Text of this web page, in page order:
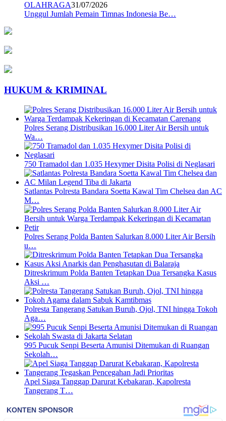
OLAHRAGA31/07/2026
Unggul Jumlah Pemain Timnas Indonesia Be…
HUKUM & KRIMINAL
Polres Serang Distribusikan 16.000 Liter Air Bersih untuk
Wa…
750 Tramadol dan 1.035 Hexymer Disita Polisi di Neglasari
Satlantas Polresta Bandara Soetta Kawal Tim Chelsea dan AC
M…
Polres Serang Polda Banten Salurkan 8.000 Liter Air Bersih
u…
Ditreskrimum Polda Banten Tetapkan Dua Tersangka Kasus
Aksi …
Polresta Tangerang Satukan Buruh, Ojol, TNI hingga Tokoh
Aga…
995 Pucuk Senpi Beserta Amunisi Ditemukan di Ruangan
Sekolah…
Apel Siaga Tanggap Darurat Kebakaran, Kapolresta
Tangerang T…